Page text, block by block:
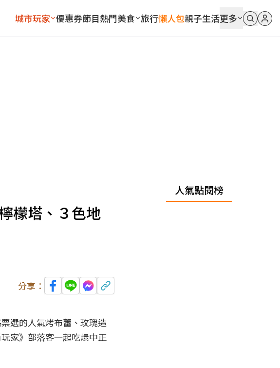
城市玩家 優惠券節目熱門美食 旅行懶人包親子生活更多
檬塔、３色地
分享：
選的人氣烤布蕾、玫瑰造
家》部落客一起吃爆中正
人氣點閱榜